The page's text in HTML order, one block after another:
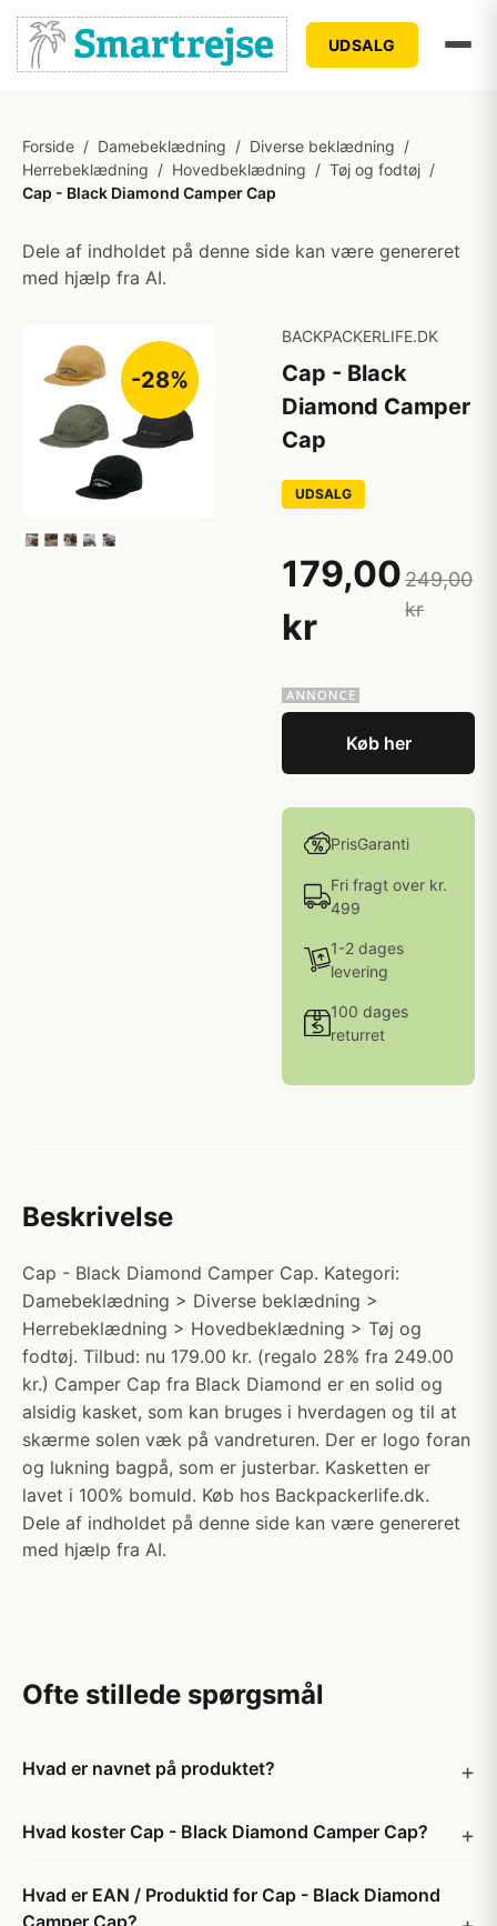
UDSALG
Forside / Damebeklædning / Diverse beklædning /
Herrebeklædning / Hovedbeklædning / Tøj og fodtøj /
Cap - Black Diamond Camper Cap
Dele af indholdet på denne side kan være genereret
med hjælp fra AI.
-28%
BACKPACKERLIFE.DK
Cap - Black
Diamond Camper
Cap
UDSALG
179,00
kr
249,00
kr
Køb her
PrisGaranti
Fri fragt over kr.
499
1-2 dages
levering
100 dages
returret
Beskrivelse
Cap - Black Diamond Camper Cap. Kategori:
Damebeklædning > Diverse beklædning >
Herrebeklædning > Hovedbeklædning > Tøj og
fodtøj. Tilbud: nu 179.00 kr. (regalo 28% fra 249.00
kr.) Camper Cap fra Black Diamond er en solid og
alsidig kasket, som kan bruges i hverdagen og til at
skærme solen væk på vandreturen. Der er logo foran
og lukning bagpå, som er justerbar. Kasketten er
lavet i 100% bomuld. Køb hos Backpackerlife.dk.
Dele af indholdet på denne side kan være genereret
med hjælp fra AI.
Ofte stillede spørgsmål
Hvad er navnet på produktet?
Hvad koster Cap - Black Diamond Camper Cap?
Hvad er EAN / Produktid for Cap - Black Diamond
Camper Cap?